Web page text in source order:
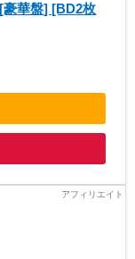
豪華盤] [BD2枚